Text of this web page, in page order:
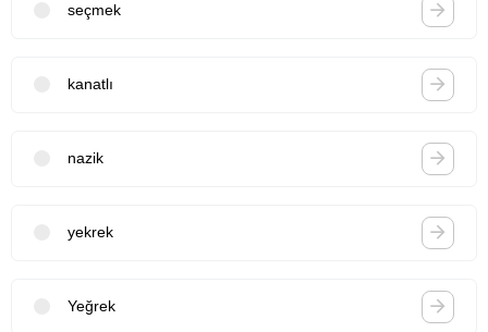
seçmek
kanatlı
nazik
yekrek
Yeğrek